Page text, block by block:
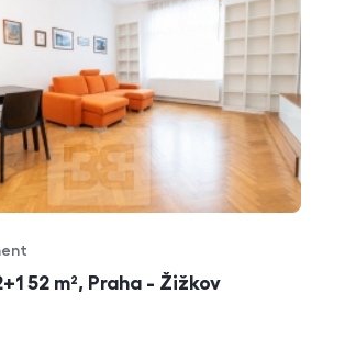
52 m², Praha - Žižkov